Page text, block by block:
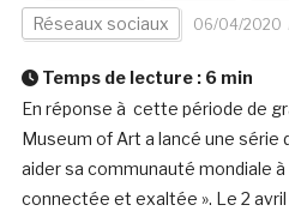
Réseaux sociaux 06/04/2020
Temps de lecture : 6 min
En réponse à cette période de
Museum of Art a lancé une série
aider sa communauté mondiale
connectée et exaltée ». Le 2